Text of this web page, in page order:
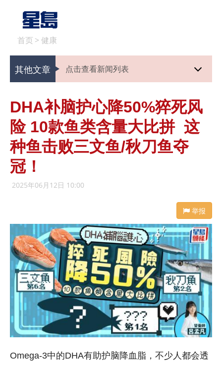
首页 > 健康
其他文章 点击查看新闻列表
DHA补脑护心降50%猝死风
险 10款鱼类含量大比拼 这
种鱼击败三文鱼/秋刀鱼夺
冠！
2025年06月12日 10:00
举报
Omega-3中的DHA有助护脑降血脂，不少人都会透